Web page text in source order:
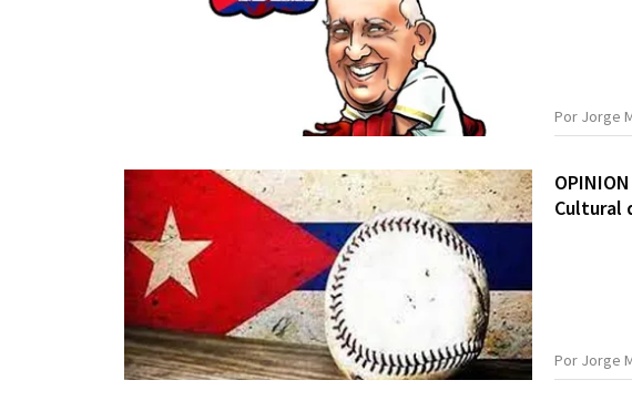
Por Jorge
Cultural
Por Jorge